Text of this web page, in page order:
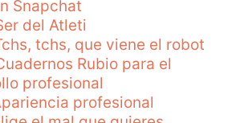
Snapchat
del Atleti
tchs, que viene el robot
Rubio para el
profesional
profesional